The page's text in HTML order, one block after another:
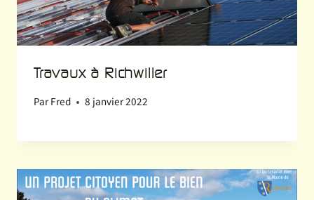
Travaux à Richwiller
Par Fred 8 janvier 2022